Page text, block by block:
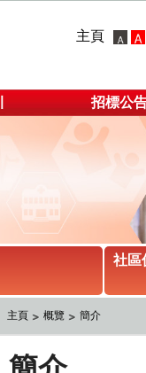
主頁
招標公
社區
主頁 概覽 簡介